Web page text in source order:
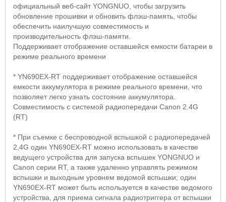
официальный веб-сайтYONGNUO , чтобы загрузить
обновление прошивки и обновить флэш-память, чтобы
обеспечить наилучшую совместимость и
производительность флэш-памяти.
Поддерживает отображение оставшейся емкости батареи в
режиме реального времени
* YN690EX-RT поддерживает отображение оставшейся
емкости аккумулятора в режиме реального времени, что
позволяет легко узнать состояние аккумулятора.
Совместимость с системой радиопередачи Canon 2.4G
(RT)
* При съемке с беспроводной вспышкой с радиопередачей
2,4G один YN690EX-RT можно использовать в качестве
ведущего устройства для запуска вспышек YONGNUO и
Canon серии RT, а также удаленно управлять режимом
вспышки и выходным уровнем ведомой вспышки; один
YN690EX-RT может быть используется в качестве ведомого
устройства, для приема сигнала радиотриггера от вспышки